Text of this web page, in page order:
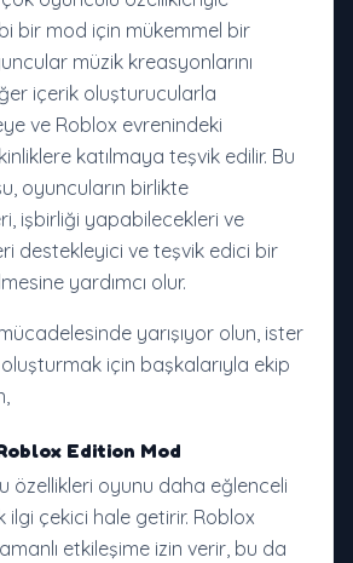
bir mod için mükemmel bir
müzik kreasyonlarını
içerik oluşturucularla
ve Roblox evrenindeki
katılmaya teşvik edilir. Bu
oyuncuların birlikte
işbirliği yapabilecekleri ve
destekleyici ve teşvik edici bir
yardımcı olur.
yarışıyor olun, ister
için başkalarıyla ekip
Edition Mod
özellikleri oyunu daha eğlenceli
çekici hale getirir. Roblox
etkileşime izin verir, bu da